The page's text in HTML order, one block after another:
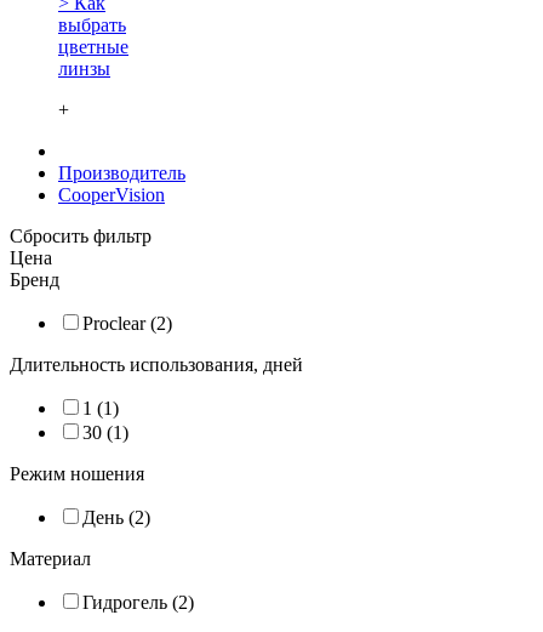
выбрать
цветные
линзы
+
Производитель
CooperVision
Сбросить фильтр
Цена
Бренд
Proclear (2)
Длительность использования, дней
1 (1)
30 (1)
Режим ношения
День (2)
Материал
Гидрогель (2)